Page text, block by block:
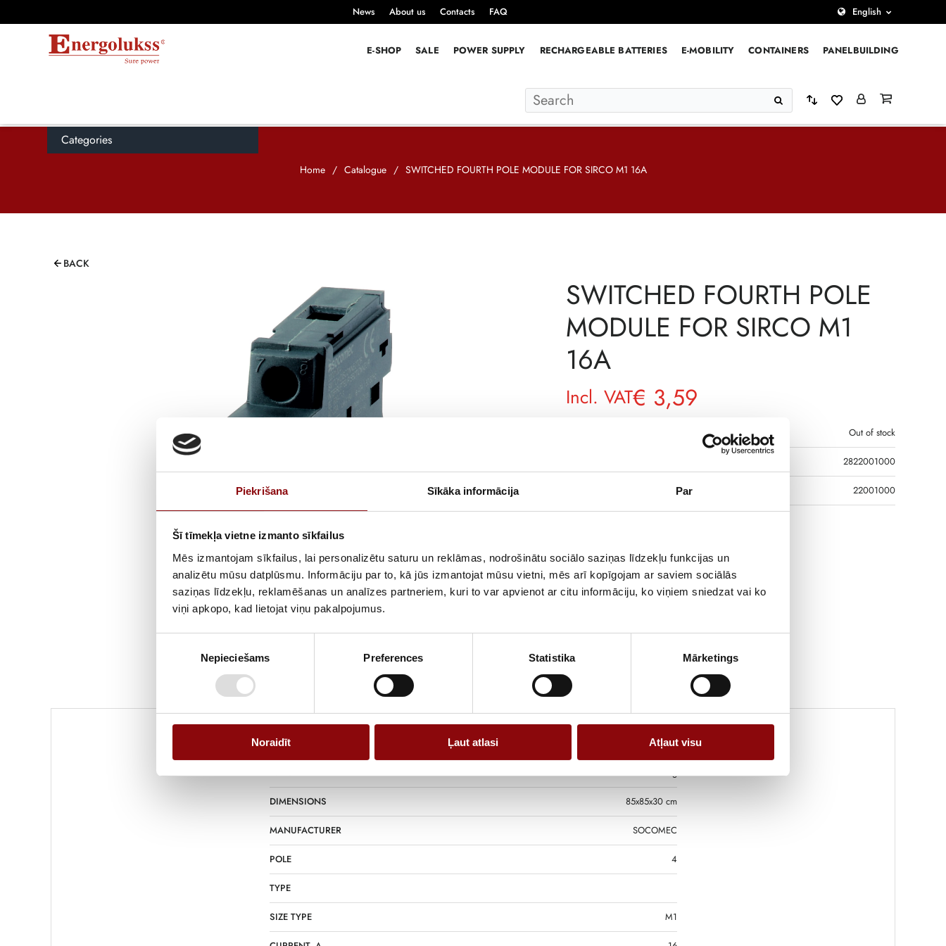
Piekrišana Sīkāka informācija Par
Šī tīmekļa vietne izmanto sīkfailus
Mēs izmantojam sīkfailus, lai personalizētu saturu un reklāmas, nodrošinātu sociālo saziņas līdzekļu funkcijas un
analizētu mūsu datplūsmu. Informāciju par to, kā jūs izmantojat mūsu vietni, mēs arī kopīgojam ar saviem sociālās
saziņas līdzekļu, reklamēšanas un analīzes partneriem, kuri to var apvienot ar citu informāciju, ko viņiem sniedzat vai ko
viņi apkopo, kad lietojat viņu pakalpojumus.
Nepieciešams Preferences Statistika Mārketings
Noraidīt Ļaut atlasi Atļaut visu
News About us Contacts FAQ English
E-SHOP SALE POWER SUPPLY RECHARGEABLE BATTERIES E-MOBILITY CONTAINERS PANELBUILDING
Categories
Home / Catalogue / SWITCHED FOURTH POLE MODULE FOR SIRCO M1 16A
BACK
SWITCHED FOURTH POLE
MODULE FOR SIRCO M1
16A
€ 3,59
Incl. VAT
Out of stock
2822001000
22001000
Information
WEIGHT 0.07 kg
DIMENSIONS 85x85x30 cm
MANUFACTURER SOCOMEC
POLE 4
TYPE
SIZE TYPE M1